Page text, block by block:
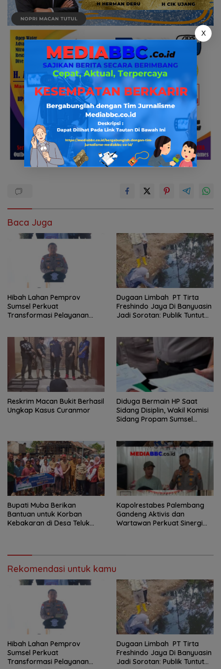
Baca Juga
Hibah Lahan Pemprov
Sumsel Perkuat
Transformasi Pelayanan
Dugaan Limbah PT Tirta
Freshindo Jaya Di Banyuasin
Jadi Sorotan: Publik Tuntut
Reskrim Macan Bukit Berhasil
Ungkap Kasus Curanmor
Diduga Bermain HP Saat
Sidang Disiplin, Wakil Komisi
Sidang Propam Sumsel
Putusan
Bupati Muba Berikan
Bantuan untuk Korban
Kebakaran di Desa Teluk
Kapolrestabes Palembang
Gandeng Aktivis dan
Wartawan Perkuat Sinergi
Rekomendasi untuk kamu
Hibah Lahan Pemprov
Sumsel Perkuat
Transformasi Pelayanan
Dugaan Limbah PT Tirta
Freshindo Jaya Di Banyuasin
Jadi Sorotan: Publik Tuntut
X